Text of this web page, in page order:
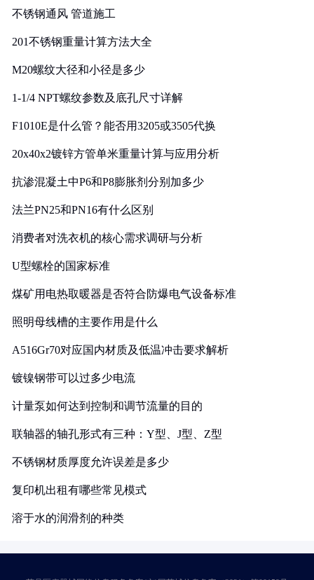
不锈钢通风 管道施工
201不锈钢重量计算方法大全
M20螺纹大径和小径是多少
1-1/4 NPT螺纹参数及底孔尺寸详解
F1010E是什么管？能否用3205或3505代换
20x40x2镀锌方管单米重量计算与应用分析
抗渗混凝土中P6和P8膨胀剂分别加多少
法兰PN25和PN16有什么区别
消费者对洗衣机的核心需求调研与分析
U型螺栓的国家标准
煤矿用电热取暖器是否符合防爆电气设备标准
照明母线槽的主要作用是什么
A516Gr70对应国内材质及低温冲击要求解析
镀镍钢带可以过多少电流
计量泵如何达到控制和调节流量的目的
联轴器的轴孔形式有三种：Y型、J型、Z型
不锈钢材质厚度允许误差是多少
复印机出租有哪些常见模式
溶于水的润滑剂的种类